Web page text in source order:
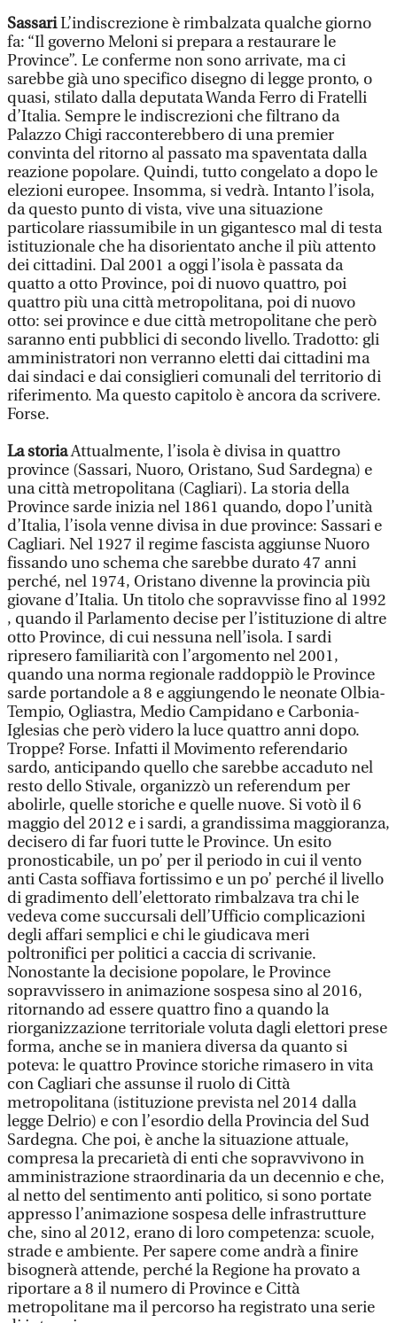
SassariL’indiscrezione è rimbalzata qualche giorno
fa: “Il governo Meloni si prepara a restaurare le
Province”. Le conferme non sono arrivate, ma ci
sarebbe già uno specifico disegno di legge pronto, o
quasi, stilato dalla deputata Wanda Ferro di Fratelli
d’Italia. Sempre le indiscrezioni che filtrano da
Palazzo Chigi racconterebbero di una premier
convinta del ritorno al passato ma spaventata dalla
reazione popolare. Quindi, tutto congelato a dopo le
elezioni europee. Insomma, si vedrà. Intanto l’isola,
da questo punto di vista, vive una situazione
particolare riassumibile in un gigantesco mal di testa
istituzionale che ha disorientato anche il più attento
dei cittadini. Dal 2001 a oggi l’isola è passata da
quatto a otto Province, poi di nuovo quattro, poi
quattro più una città metropolitana, poi di nuovo
otto: sei province e due città metropolitane che però
saranno enti pubblici di secondo livello. Tradotto: gli
amministratori non verranno eletti dai cittadini ma
dai sindaci e dai consiglieri comunali del territorio di
riferimento. Ma questo capitolo è ancora da scrivere.
Forse.
La storiaAttualmente, l’isola è divisa in quattro
province (Sassari, Nuoro, Oristano, Sud Sardegna) e
una città metropolitana (Cagliari). La storia della
Province sarde inizia nel 1861 quando, dopo l’unità
d’Italia, l’isola venne divisa in due province: Sassari e
Cagliari. Nel 1927 il regime fascista aggiunse Nuoro
fissando uno schema che sarebbe durato 47 anni
perché, nel 1974, Oristano divenne la provincia più
giovane d’Italia. Un titolo che sopravvisse fino al 1992
, quando il Parlamento decise per l’istituzione di altre
otto Province, di cui nessuna nell’isola. I sardi
ripresero familiarità con l’argomento nel 2001,
quando una norma regionale raddoppiò le Province
sarde portandole a 8 e aggiungendo le neonate Olbia-
Tempio, Ogliastra, Medio Campidano e Carbonia-
Iglesias che però videro la luce quattro anni dopo.
Troppe? Forse. Infatti il Movimento referendario
sardo, anticipando quello che sarebbe accaduto nel
resto dello Stivale, organizzò un referendum per
abolirle, quelle storiche e quelle nuove. Si votò il 6
maggio del 2012 e i sardi, a grandissima maggioranza,
decisero di far fuori tutte le Province. Un esito
pronosticabile, un po’ per il periodo in cui il vento
anti Casta soffiava fortissimo e un po’ perché il livello
di gradimento dell’elettorato rimbalzava tra chi le
vedeva come succursali dell’Ufficio complicazioni
degli affari semplici e chi le giudicava meri
poltronifici per politici a caccia di scrivanie.
Nonostante la decisione popolare, le Province
sopravvissero in animazione sospesa sino al 2016,
ritornando ad essere quattro fino a quando la
riorganizzazione territoriale voluta dagli elettori prese
forma, anche se in maniera diversa da quanto si
poteva: le quattro Province storiche rimasero in vita
con Cagliari che assunse il ruolo di Città
metropolitana (istituzione prevista nel 2014 dalla
legge Delrio) e con l’esordio della Provincia del Sud
Sardegna. Che poi, è anche la situazione attuale,
compresa la precarietà di enti che sopravvivono in
amministrazione straordinaria da un decennio e che,
al netto del sentimento anti politico, si sono portate
appresso l’animazione sospesa delle infrastrutture
che, sino al 2012, erano di loro competenza: scuole,
strade e ambiente. Per sapere come andrà a finire
bisognerà attende, perché la Regione ha provato a
riportare a 8 il numero di Province e Città
metropolitane ma il percorso ha registrato una serie